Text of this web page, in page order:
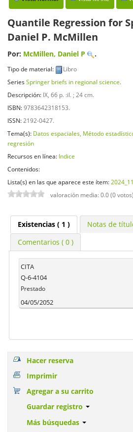
Quantile Regression for
Daniel P. McMillen
Por: McMillen, Daniel P .
Tipo de material:
Libro
SeriesSpringer briefs in regional science.
Descripción: IX, 66 p. :il. ; 24 cm.
ISBN:9783642318153.
ISSN: 2192-0427.
Tema(s): Datos espaciales, Método
regresión
Recursos en línea: Indice
Contenidos:
Lista(s) en las que aparece este ítem: 2024_11
valoración media: 0.0 (0 votos)
Existencias( 1 )
Notas de
Comentarios ( 0 )
CITA
Q-6-4104
Prestado
04/05/2052
Hacer reserva
Imprimir
Agregar a su carrito
Guardar registro
Más búsquedas